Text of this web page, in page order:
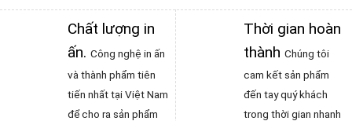
Chất lượng in
ấn. Công nghệ in ấn
và thành phẩm tiên
tiến nhất tại Việt Nam
để cho ra sản phẩm
Thời gian hoàn
thành Chúng tôi
cam kết sản phẩm
đến tay quý khách
trong thời gian nhanh